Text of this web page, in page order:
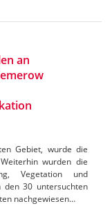
an
Gebiet, wurde die
wurden die
Vegetation und
den 30 untersuchten
nachgewiesen…